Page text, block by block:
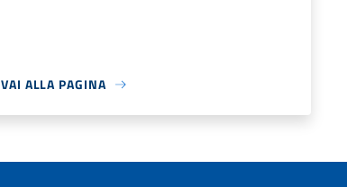
VAI ALLA PAGINA